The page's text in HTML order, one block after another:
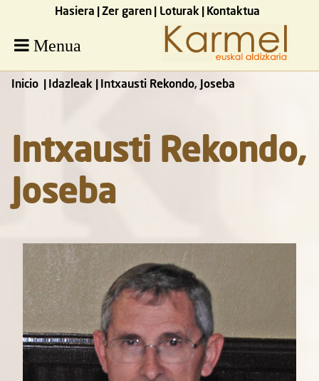
Hasiera Zer garen Loturak Kontaktua
Menua
Inicio Idazleak Intxausti Rekondo, Joseba
Intxausti Rekondo,
Joseba